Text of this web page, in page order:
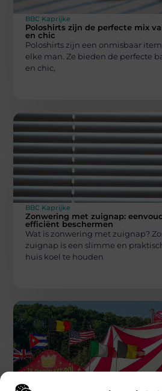
BBC Kaprijke
Poloshirts zijn de perfecte mix
en chic
Poloshirts zijn een onmisbaar
elke man. Ze bieden de perfecte
en chic,
BBC Kaprijke
Zonwering met zuignap:
efficiënt beschermen
Wat is zonwering met zuignap?
zuignap is een slimme en
huis koel te houden